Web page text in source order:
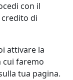
con il
di
attivare la
cui faremo
tua pagina.